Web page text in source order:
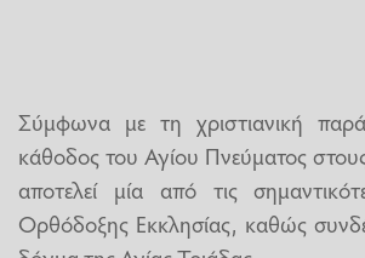
Σύμφωνα με τη χριστιανική
κάθοδος του Αγίου Πνεύματος
αποτελεί μία από τις
Ορθόδοξης Εκκλησίας, καθώς